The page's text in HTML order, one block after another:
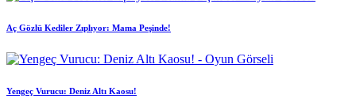
Aç Gözlü Kediler Zıplıyor: Mama Peşinde!
Yengeç Vurucu: Deniz Altı Kaosu!